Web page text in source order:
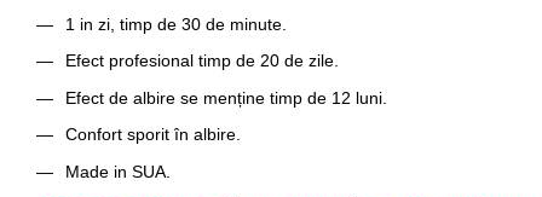
1 in zi, timp de 30 de minute.
Efect profesional timp de 20 de zile.
Efect de albire se menține timp de 12 luni.
Confort sporit în albire.
Made in SUA.